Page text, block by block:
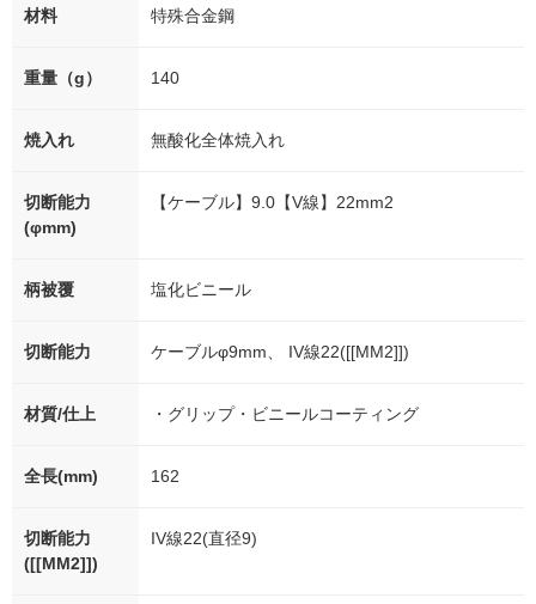
材料 特殊合金鋼
重量（g） 140
焼入れ 無酸化全体焼入れ
切断能力
(φmm)
【ケーブル】9.0【V線】22mm2
柄被覆 塩化ビニール
切断能力 ケーブルφ9mm、 IV線22([[MM2]])
材質/仕上 ・グリップ・ビニールコーティング
全長(mm) 162
切断能力
([[MM2]])
IV線22(直径9)